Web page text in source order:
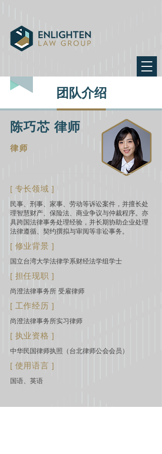
团队介绍
陈巧芯 律师
律师
[ 专长领域 ]
民事、刑事、家事、劳动等诉讼案件，并擅长处
理智慧财产、保险法、商业争议与仲裁程序。亦
具跨国法律事务处理经验，并长期协助企业处理
法律遵循、契约撰拟与审阅等非讼事务。
[ 修业背景 ]
国立台湾大学法律学系财经法学组学士
[ 担任现职 ]
尚澄法律事务所 受雇律师
[ 工作经历 ]
尚澄法律事务所实习律师
[ 执业资格 ]
中华民国律师执照（台北律师公会会员）
[ 使用语言 ]
国语、英语